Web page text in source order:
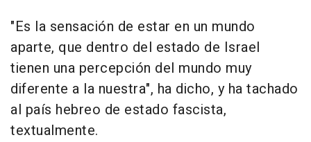
"Es la sensación de estar en un mundo
aparte, que dentro del estado de Israel
tienen una percepción del mundo muy
diferente a la nuestra", ha dicho, y ha tachado
al país hebreo de estado fascista,
textualmente.